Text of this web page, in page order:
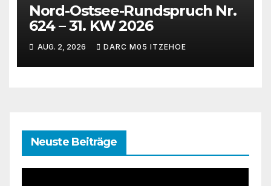
Nord-Ostsee-Rundspruch Nr.
624 – 31. KW 2026
AUG. 2, 2026 DARC M05 ITZEHOE
Neuste Beiträge